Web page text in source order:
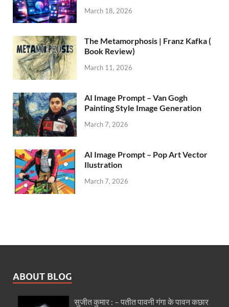
March 18, 2026
The Metamorphosis | Franz Kafka (
Book Review)
March 11, 2026
AI Image Prompt – Van Gogh
Painting Style Image Generation
March 7, 2026
AI Image Prompt – Pop Art Vector
Ilustration
March 7, 2026
ABOUT BLOG
सुजीत कुमार : – पतीत पावनी गंगा के पावन कछार